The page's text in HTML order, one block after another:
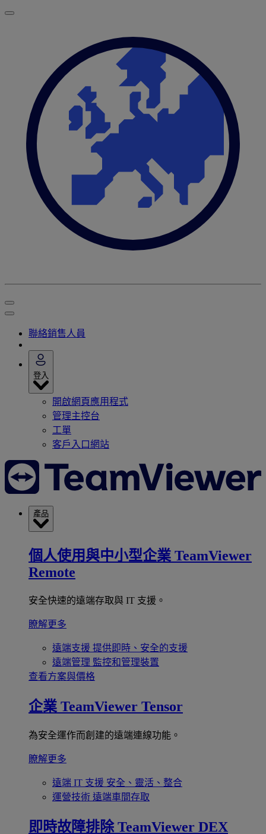
聯絡銷售人員
登入
開啟網頁應用程式
管理主控台
工單
客戶入口網站
產品
個人使用與中小型企業 TeamViewer
Remote
安全快速的遠端存取與 IT 支援。
瞭解更多
遠端支援 提供即時、安全的支援
遠端管理 監控和管理裝置
查看方案與價格
企業 TeamViewer Tensor
為安全運作而創建的遠端連線功能。
瞭解更多
遠端 IT 支援 安全、靈活、整合
運營技術 遠端車間存取
即時故障排除 TeamViewer DEX